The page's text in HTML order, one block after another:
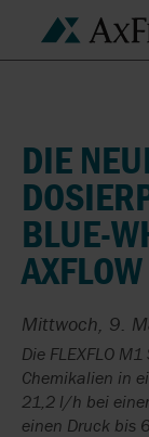
DIE
BLUE-
Mittwoch, 9.
Die FLEXFLO
Chemikalien in
21,2 l/h bei
einen Druck bis